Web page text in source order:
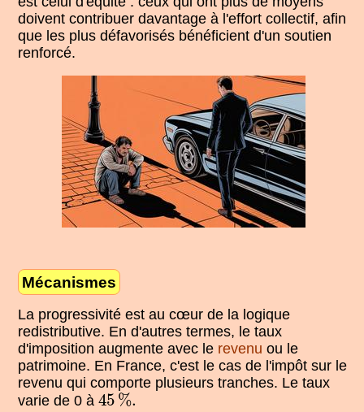
doivent contribuer davantage à l'effort collectif, afin
que les plus défavorisés bénéficient d'un soutien
renforcé.
Mécanismes
La progressivité est au cœur de la logique
redistributive. En d'autres termes, le taux
d'imposition augmente avec le revenu ou le
patrimoine. En France, c'est le cas de l'impôt sur le
revenu qui comporte plusieurs tranches. Le taux
varie de 0 à45 %.
45%.